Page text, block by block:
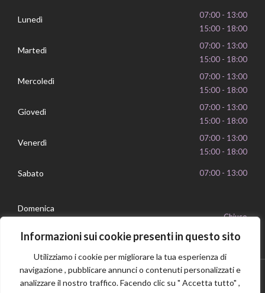
Informazioni sui cookie presenti in questo sito
Utilizziamo i cookie per migliorare la tua esperienza di
navigazione , pubblicare annunci o contenuti personalizzati e
analizzare il nostro traffico. Facendo clic su " Accetta tutto" ,
Lunedì
07:00 - 13:00
15:00 - 18:00
Martedì
07:00 - 13:00
15:00 - 18:00
Mercoledì
07:00 - 13:00
15:00 - 18:00
Giovedì
07:00 - 13:00
15:00 - 18:00
Venerdì
07:00 - 13:00
15:00 - 18:00
Sabato 07:00 - 13:00
Domenica
Chiuso
Privacy Policy Cookie Policy P.IVA 16239351006